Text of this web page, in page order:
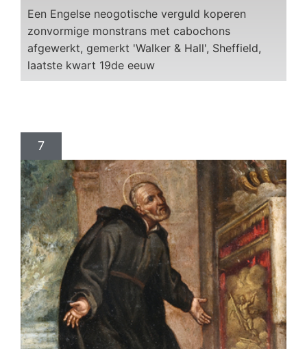
Een Engelse neogotische verguld koperen
zonvormige monstrans met cabochons
afgewerkt, gemerkt 'Walker & Hall', Sheffield,
laatste kwart 19de eeuw
7